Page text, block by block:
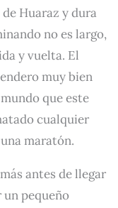
Huaraz y dura
no es largo,
y vuelta. El
muy bien
que este
cualquier
maratón.
antes de llegar
un pequeño